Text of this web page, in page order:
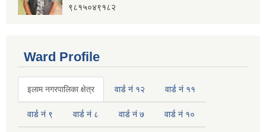
९८१५०४९१८२
Ward Profile
इलाम नगरपालिका क्षेत्र वार्ड नं १२ वार्ड नं ११
वार्ड नं ९ वार्ड नं ८ वार्ड नं ७ वार्ड नं १०